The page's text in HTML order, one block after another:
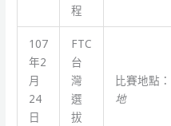
程
107
年2
月
24
日
FTC
台
灣
選
拔
比賽地點
地